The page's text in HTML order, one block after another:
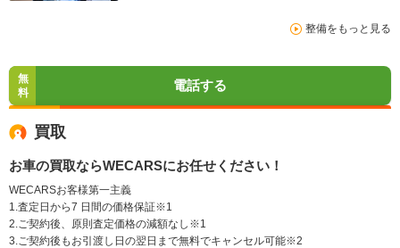
整備をもっと見る
無
料
電話する
買取
お車の買取ならWECARSにお任せください！
WECARSお客様第一主義
1.査定日から7 日間の価格保証※1
2.ご契約後、原則査定価格の減額なし※1
3.ご契約後もお引渡し日の翌日まで無料でキャンセル可能※2